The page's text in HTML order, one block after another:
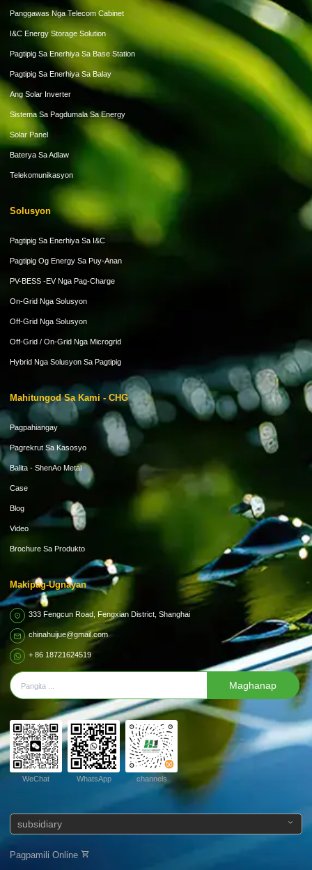
Panggawas Nga Telecom Cabinet
I&C Energy Storage Solution
Pagtipig Sa Enerhiya Sa Base Station
Pagtipig Sa Enerhiya Sa Balay
Ang Solar Inverter
Sistema Sa Pagdumala Sa Energy
Solar Panel
Baterya Sa Adlaw
Telekomunikasyon
Solusyon
Pagtipig Sa Enerhiya Sa I&C
Pagtipig Og Energy Sa Puy-Anan
PV-BESS -EV Nga Pag-Charge
On-Grid Nga Solusyon
Off-Grid Nga Solusyon
Off-Grid / On-Grid Nga Microgrid
Hybrid Nga Solusyon Sa Pagtipig
Mahitungod Sa Kami - CHG
Pagpahiangay
Pagrekrut Sa Kasosyo
Balita - ShenAo Metal
Case
Blog
Video
Brochure Sa Produkto
Makipag-Ugnayan
333 Fengcun Road, Fengxian District, Shanghai
chinahuijue@gmail.com
+ 86 18721624519
Maghanap
WeChat WhatsApp channels
subsidiary
Pagpamili Online